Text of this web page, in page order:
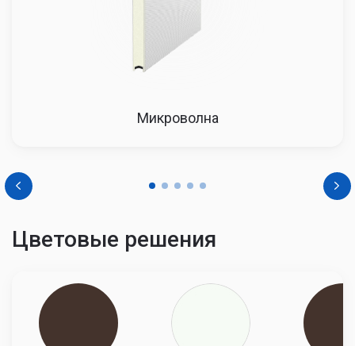
Микроволна
Цветовые решения